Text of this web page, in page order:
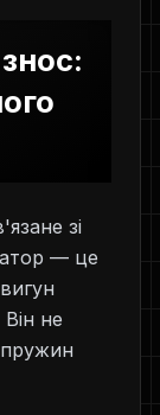
зі
— це
не
пружин